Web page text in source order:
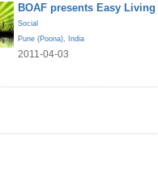
BOAF presents Easy
Social
Pune (Poona), India
2011-04-03